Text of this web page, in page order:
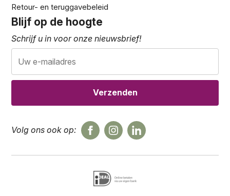
Retour- en teruggavebeleid
Blijf op de hoogte
Schrijf u in voor onze nieuwsbrief!
Volg ons ook op: